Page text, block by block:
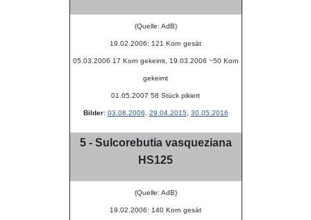
(Quelle: AdB)
19.02.2006: 121 Korn gesät
05.03.2006 17 Korn gekeimt, 19.03.2006 ~50 Korn
gekeimt
01.05.2007 58 Stück pikiert
Bilder: 03.08.2006 29.04.2015 30.05.2016
5 - Sulcorebutia vasqueziana
HS125
(Quelle: AdB)
19.02.2006: 140 Korn gesät